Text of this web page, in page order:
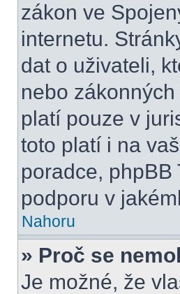
zákon ve
internetu.
dat o uživateli,
nebo
platí pouze v
toto platí i na
poradce, phpBB
podporu v
Nahoru
» Proč se
Je možné, že